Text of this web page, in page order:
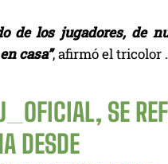
de los jugadores, de
casa”, afirmó el tricolor .
, SE
DESDE